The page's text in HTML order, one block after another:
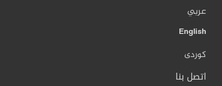
عربي
English
کوردی
اتصل بنا